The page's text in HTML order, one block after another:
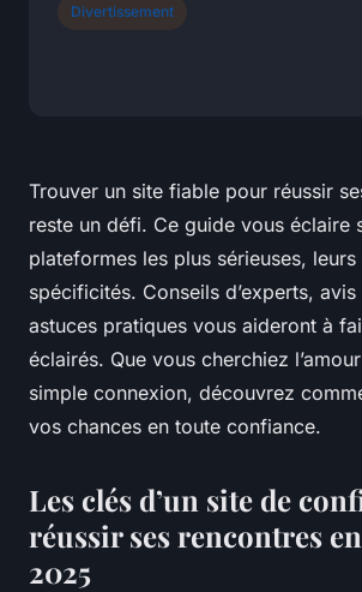
Trouver un site fiable pour réussir
reste un défi. Ce guide vous éclaire
plateformes les plus sérieuses,
spécificités. Conseils d’experts,
astuces pratiques vous aideront à
éclairés. Que vous cherchiez
simple connexion, découvrez
vos chances en toute confiance.
Les clés d’un site de
réussir ses rencontres
2025
Divertissement